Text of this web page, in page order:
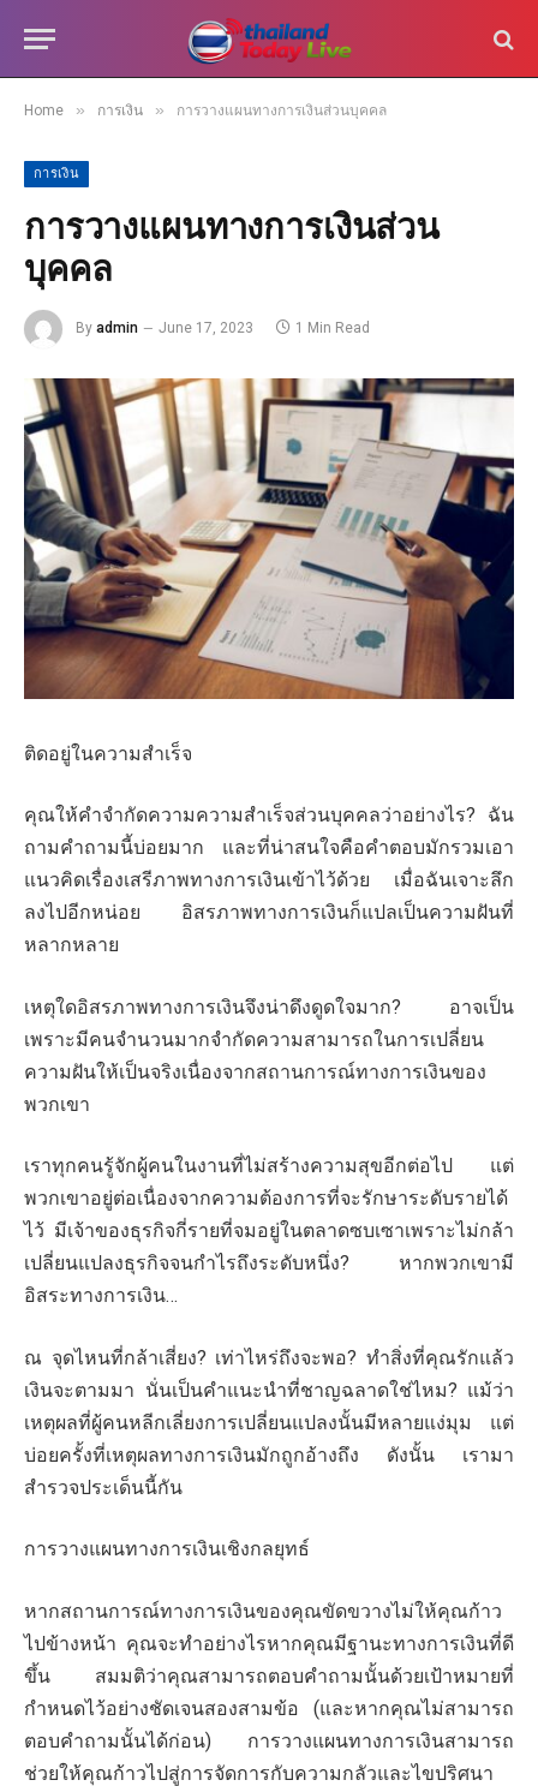
Home » การเงิน » การวางแผนทางการเงินส่วนบุคคล
การเงิน
การวางแผนทางการเงินส่วน
บุคคล
By admin June 17, 2023 1 Min Read
ติดอยู่ในความสำเร็จ
คุณให้คำจำกัดความความสำเร็จส่วนบุคคลว่าอย่างไร? ฉัน
ถามคำถามนี้บ่อยมาก และที่น่าสนใจคือคำตอบมักรวมเอา
แนวคิดเรื่องเสรีภาพทางการเงินเข้าไว้ด้วย เมื่อฉันเจาะลึก
ลงไปอีกหน่อย อิสรภาพทางการเงินก็แปลเป็นความฝันที่
หลากหลาย
เหตุใดอิสรภาพทางการเงินจึงน่าดึงดูดใจมาก? อาจเป็น
เพราะมีคนจำนวนมากจำกัดความสามารถในการเปลี่ยน
ความฝันให้เป็นจริงเนื่องจากสถานการณ์ทางการเงินของ
พวกเขา
เราทุกคนรู้จักผู้คนในงานที่ไม่สร้างความสุขอีกต่อไป แต่
พวกเขาอยู่ต่อเนื่องจากความต้องการที่จะรักษาระดับรายได้
ไว้ มีเจ้าของธุรกิจกี่รายที่จมอยู่ในตลาดซบเซาเพราะไม่กล้า
เปลี่ยนแปลงธุรกิจจนกำไรถึงระดับหนึ่ง? หากพวกเขามี
อิสระทางการเงิน…
ณ จุดไหนที่กล้าเสี่ยง? เท่าไหร่ถึงจะพอ? ทำสิ่งที่คุณรักแล้ว
เงินจะตามมา นั่นเป็นคำแนะนำที่ชาญฉลาดใช่ไหม? แม้ว่า
เหตุผลที่ผู้คนหลีกเลี่ยงการเปลี่ยนแปลงนั้นมีหลายแง่มุม แต่
บ่อยครั้งที่เหตุผลทางการเงินมักถูกอ้างถึง ดังนั้น เรามา
สำรวจประเด็นนี้กัน
การวางแผนทางการเงินเชิงกลยุทธ์
หากสถานการณ์ทางการเงินของคุณขัดขวางไม่ให้คุณก้าว
ไปข้างหน้า คุณจะทำอย่างไรหากคุณมีฐานะทางการเงินที่ดี
ขึ้น สมมติว่าคุณสามารถตอบคำถามนั้นด้วยเป้าหมายที่
กำหนดไว้อย่างชัดเจนสองสามข้อ (และหากคุณไม่สามารถ
ตอบคำถามนั้นได้ก่อน) การวางแผนทางการเงินสามารถ
ช่วยให้คุณก้าวไปสู่การจัดการกับความกลัวและไขปริศนา